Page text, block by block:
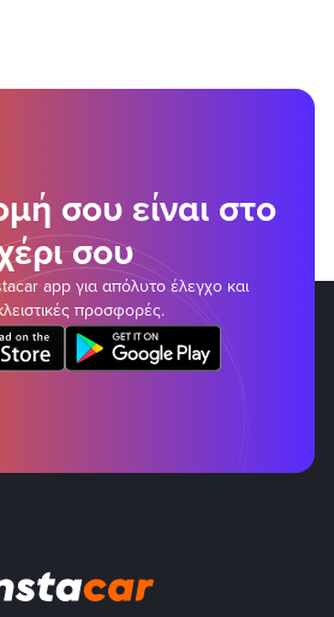
σου είναι στο
σου
app για απόλυτο έλεγχο και
προσφορές.